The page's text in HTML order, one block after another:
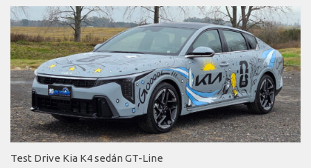
Test Drive Kia K4 sedán GT-Line